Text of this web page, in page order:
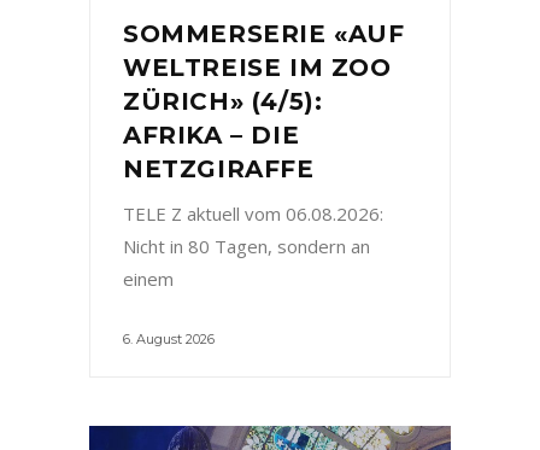
SOMMERSERIE «AUF
WELTREISE IM ZOO
ZÜRICH» (4/5):
AFRIKA – DIE
NETZGIRAFFE
TELE Z aktuell vom 06.08.2026:
Nicht in 80 Tagen, sondern an
einem
6. August 2026